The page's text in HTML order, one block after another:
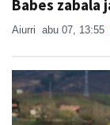
Babes zabala
Aiurri abu 07, 13:55